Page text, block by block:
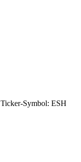
Ticker-Symbol: ESH